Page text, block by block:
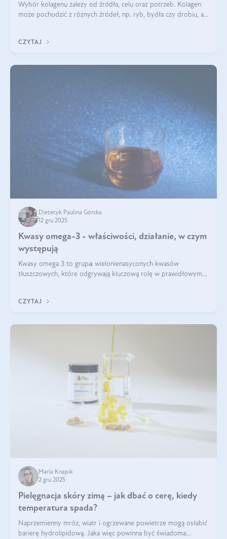
Wybór kolagenu zależy od źródła, celu oraz potrzeb. Kolagen
może pochodzić z różnych źródeł, np. ryb, bydła czy drobiu, a
bydlęcy.
CZYTAJ
Dietetyk Paulina Górska
12 gru 2025
Kwasy omega-3 - właściwości, działanie, w czym
występują
Kwasy omega 3 to grupа wielonienasyconych kwasów
tłuszczowych, które odgrywają kluczową rolę w prawidłowym
CZYTAJ
Maria Knapik
2 gru 2025
Pielęgnacja skóry zimą – jak dbać o cerę, kiedy
temperatura spada?
Naprzemienny mróz, wiatr i ogrzewane powietrze mogą osłabić
barierę hydrolipidową. Jaka więc powinna być świadoma